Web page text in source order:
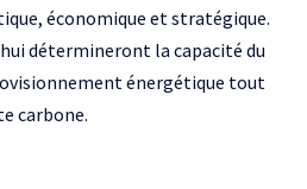
économique et stratégique.
détermineront la capacité du
énergétique tout
carbone.